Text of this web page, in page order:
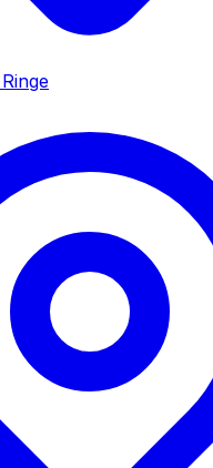
Ringe